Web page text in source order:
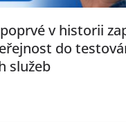
v historii
do
služeb